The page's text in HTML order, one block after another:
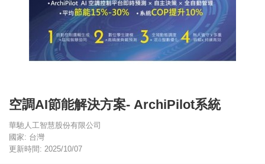
空調AI節能解決方案- ArchiPilot系統
華馳人工智慧股份有限公司
國家: 台灣
更新時間: 2025/10/07